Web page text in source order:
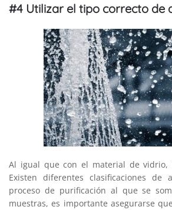
#4 Utilizar el tipo correcto de
Al igual que con el material de vidrio,
Existen diferentes clasificaciones de
proceso de purificación al que se
muestras, es importante asegurarse